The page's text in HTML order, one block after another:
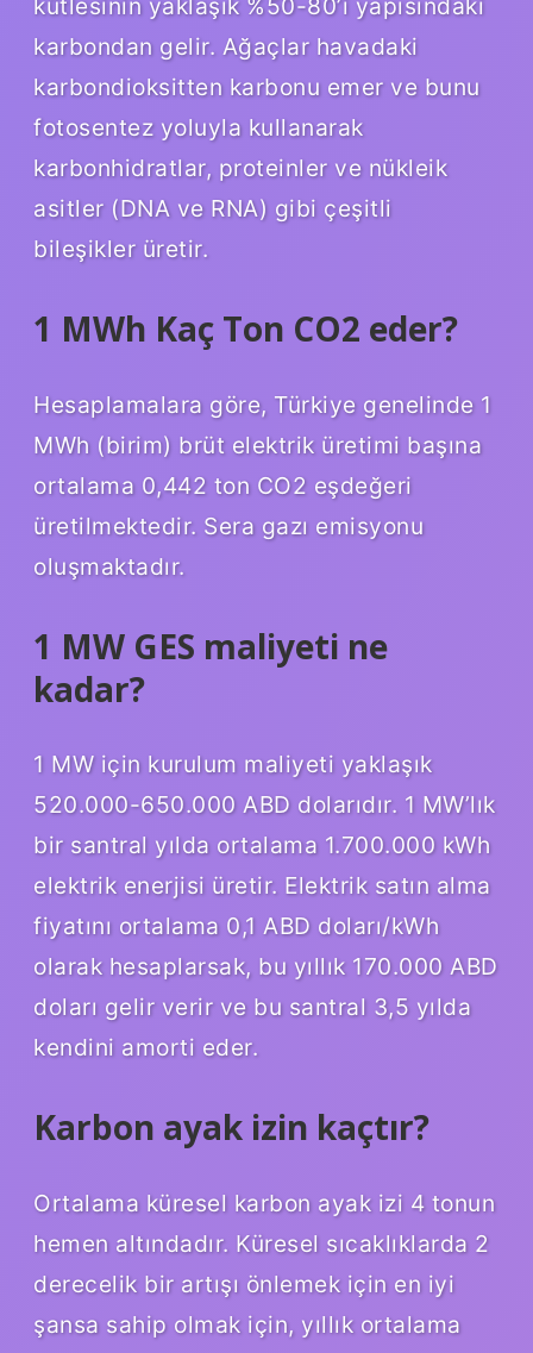
karbondan gelir. Ağaçlar havadaki
karbondioksitten karbonu emer ve bunu
fotosentez yoluyla kullanarak
karbonhidratlar, proteinler ve nükleik
asitler (DNA ve RNA) gibi çeşitli
bileşikler üretir.
1 MWh Kaç Ton CO2 eder?
Hesaplamalara göre, Türkiye genelinde 1
MWh (birim) brüt elektrik üretimi başına
ortalama 0,442 ton CO2 eşdeğeri
üretilmektedir. Sera gazı emisyonu
oluşmaktadır.
1 MW GES maliyeti ne
kadar?
1 MW için kurulum maliyeti yaklaşık
520.000-650.000 ABD dolarıdır. 1 MW’lık
bir santral yılda ortalama 1.700.000 kWh
elektrik enerjisi üretir. Elektrik satın alma
fiyatını ortalama 0,1 ABD doları/kWh
olarak hesaplarsak, bu yıllık 170.000 ABD
doları gelir verir ve bu santral 3,5 yılda
kendini amorti eder.
Karbon ayak izin kaçtır?
Ortalama küresel karbon ayak izi 4 tonun
hemen altındadır. Küresel sıcaklıklarda 2
derecelik bir artışı önlemek için en iyi
şansa sahip olmak için, yıllık ortalama